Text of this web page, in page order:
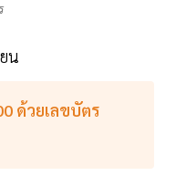
น
ด้วยเลขบัตร